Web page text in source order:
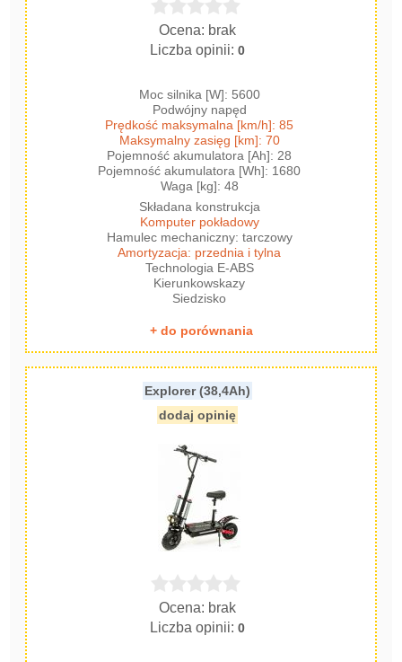
Ocena: brak
Liczba opinii:0
Moc silnika [W]: 5600
Podwójny napęd
Prędkość maksymalna [km/h]: 85
Maksymalny zasięg [km]: 70
Pojemność akumulatora [Ah]: 28
Pojemność akumulatora [Wh]: 1680
Waga [kg]: 48
Składana konstrukcja
Komputer pokładowy
Hamulec mechaniczny: tarczowy
Amortyzacja: przednia i tylna
Technologia E-ABS
Kierunkowskazy
Siedzisko
+ do porównania
Explorer (38,4Ah)
dodaj opinię
Ocena: brak
Liczba opinii:0